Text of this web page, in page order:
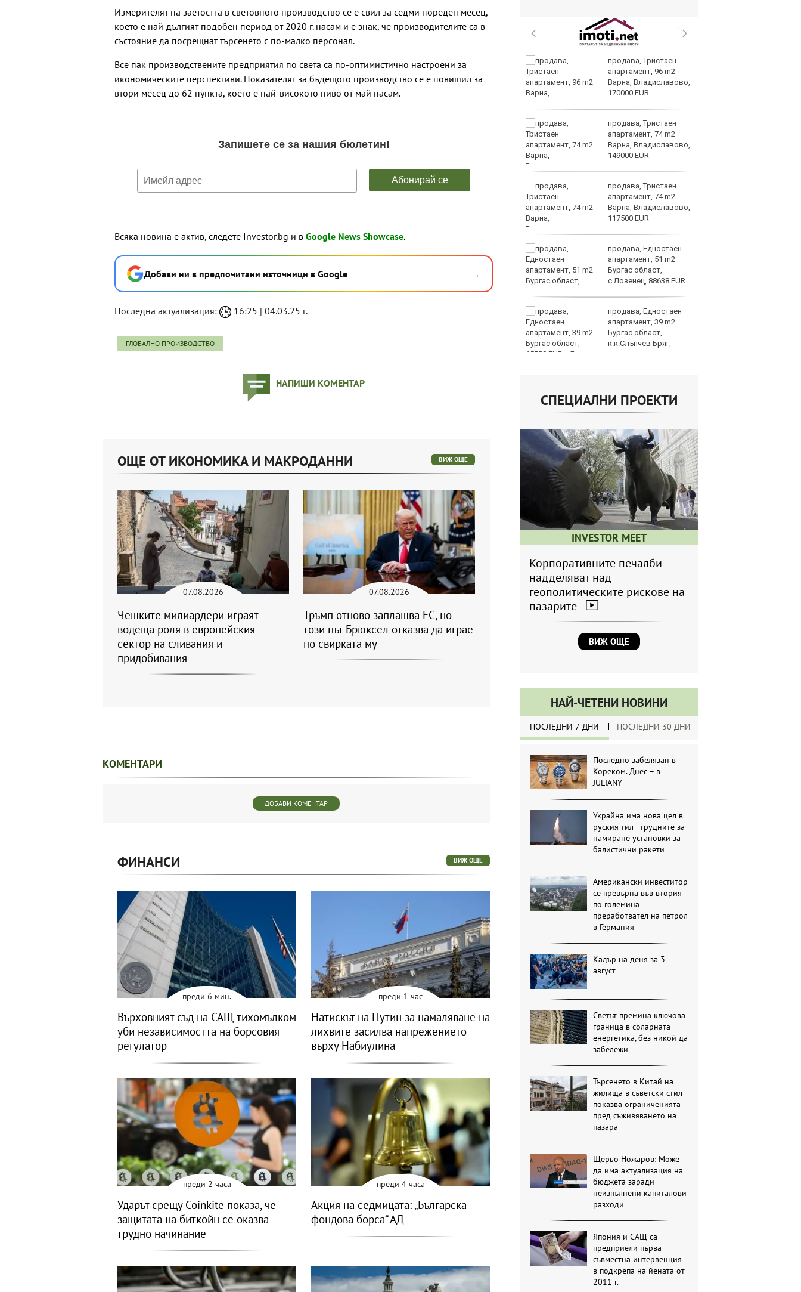
Измерителят на заетостта в световното производство се е свил за седми пореден месец,
което е най-дългият подобен период от 2020 г. насам и е знак, че производителите са в
състояние да посрещнат търсенето с по-малко персонал.
Все пак производствените предприятия по света са по-оптимистично настроени за
икономическите перспективи. Показателят за бъдещото производство се е повишил за
втори месец до 62 пункта, което е най-високото ниво от май насам.
Всяка новина е актив, следете Investor.bg и в Google News Showcase.
Добави ни в предпочитани източници в Google →
Последна актуализация: 16:25 | 04.03.25 г.
ГЛОБАЛНО ПРОИЗВОДСТВО
НАПИШИ КОМЕНТАР
сънародник на
Слънчев бряг
Какво ще бъде
движат цените на едро
продава, Тристаен
апартамент, 96 m2
Варна, Владиславово,
170000 EUR
продава, Тристаен
апартамент, 74 m2
Варна, Владиславово,
149000 EUR
продава, Тристаен
апартамент, 74 m2
Варна, Владиславово,
117500 EUR
продава, Едностаен
апартамент, 51 m2
Бургас област,
с.Лозенец, 88638 EUR
продава, Едностаен
апартамент, 39 m2
Бургас област,
к.к.Слънчев Бряг,
65500 EUR
СПЕЦИАЛНИ ПРОЕКТИ
INVESTOR MEET
Корпоративните печалби
надделяват над
геополитическите рискове на
пазарите
ВИЖ ОЩЕ
НАЙ-ЧЕТЕНИ НОВИНИ
ПОСЛЕДНИ 7 ДНИ ПОСЛЕДНИ 30 ДНИ
Последно забелязан в
Кореком. Днес – в
JULIANY
Украйна има нова цел в
руския тил - трудните за
намиране установки за
балистични ракети
Американски инвеститор
се превърна във втория
по големина
преработвател на петрол
в Германия
Кадър на деня за 3
август
Светът премина ключова
граница в соларната
енергетика, без никой да
забележи
Търсенето в Китай на
жилища в съветски стил
показва ограниченията
пред съживяването на
пазара
Щерьо Ножаров: Може
да има актуализация на
бюджета заради
неизпълнени капиталови
разходи
Япония и САЩ са
предприели първа
съвместна интервенция
в подкрепа на йената от
2011 г.
ОЩЕ ОТ ИКОНОМИКА И МАКРОДАННИ ВИЖ ОЩЕ
07.08.2026
Чешките милиардери играят
водеща роля в европейския
сектор на сливания и
придобивания
07.08.2026
Тръмп отново заплашва ЕС, но
този път Брюксел отказва да играе
по свирката му
КОМЕНТАРИ
ДОБАВИ КОМЕНТАР
ФИНАНСИ ВИЖ ОЩЕ
преди 6 мин.
Върховният съд на САЩ тихомълком
уби независимостта на борсовия
регулатор
преди 1 час
Натискът на Путин за намаляване на
лихвите засилва напрежението
върху Набиулина
преди 2 часа
Ударът срещу Coinkite показа, че
защитата на биткойн се оказва
трудно начинание
преди 4 часа
Акция на седмицата: „Българска
фондова борса“ АД